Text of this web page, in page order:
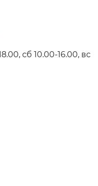
сб 10.00-16.00, вс